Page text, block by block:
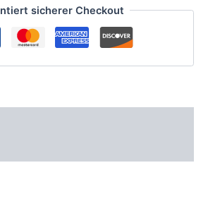
sicherer Checkout